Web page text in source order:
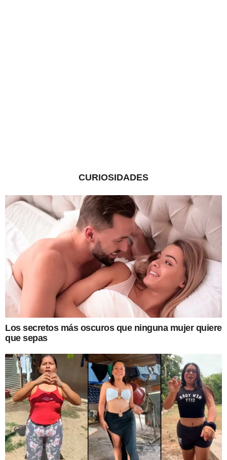
CURIOSIDADES
Los secretos más oscuros que ninguna mujer quiere
que sepas